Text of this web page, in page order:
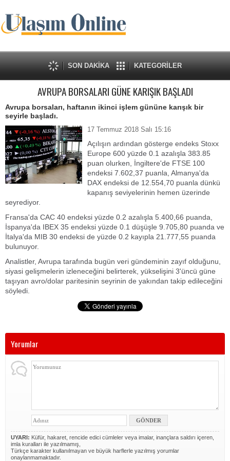
SON DAKİKA KATEGORİLER
AVRUPA BORSALARI GÜNE KARIŞIK BAŞLADI
Avrupa borsaları, haftanın ikinci işlem gününe karışık bir
seyirle başladı.
17 Temmuz 2018 Salı 15:16
Açılışın ardından gösterge endeks Stoxx
Europe 600 yüzde 0.1 azalışla 383.85
puan olurken, İngiltere'de FTSE 100
endeksi 7.602,37 puanla, Almanya'da
DAX endeksi de 12.554,70 puanla dünkü
kapanış seviyelerinin hemen üzerinde
seyrediyor.
Fransa'da CAC 40 endeksi yüzde 0.2 azalışla 5.400,66 puanda,
İspanya'da IBEX 35 endeksi yüzde 0.1 düşüşle 9.705,80 puanda ve
İtalya'da MIB 30 endeksi de yüzde 0.2 kayıpla 21.777,55 puanda
bulunuyor.
Analistler, Avrupa tarafında bugün veri gündeminin zayıf olduğunu,
siyasi gelişmelerin izleneceğini belirterek, yükselişini 3'üncü güne
taşıyan avro/dolar paritesinin seyrinin de yakından takip edileceğini
söyledi.
Yorumlar
UYARI: Küfür, hakaret, rencide edici cümleler veya imalar, inançlara saldırı içeren,
imla kuralları ile yazılmamış,
Türkçe karakter kullanılmayan ve büyük harflerle yazılmış yorumlar
onaylanmamaktadır.